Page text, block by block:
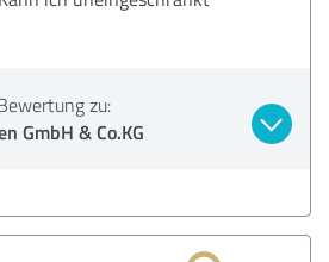
zu:
GmbH & Co.KG